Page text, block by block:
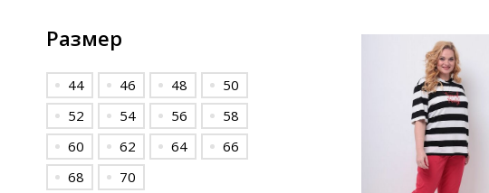
Размер
44 46 48
50
52
54 56
58
60
62 64
66
68
70 КУПИТЬ